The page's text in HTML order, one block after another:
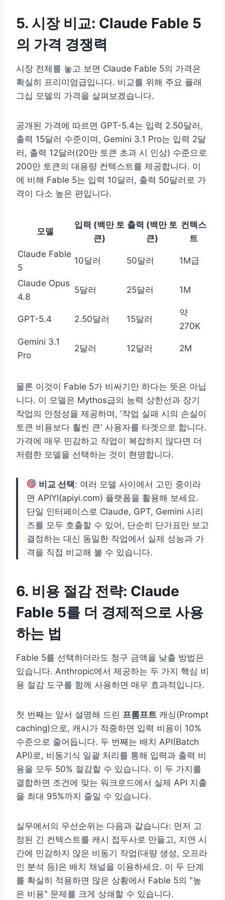
5. 시장 비교: Claude Fable 5
의 가격 경쟁력
시장 전체를 놓고 보면 Claude Fable 5의 가격은
확실히 프리미엄급입니다. 비교를 위해 주요 플래
그십 모델의 가격을 살펴보겠습니다.
공개된 가격에 따르면 GPT-5.4는 입력 2.50달러,
출력 15달러 수준이며, Gemini 3.1 Pro는 입력 2달
러, 출력 12달러(20만 토큰 초과 시 인상) 수준으로
200만 토큰의 대용량 컨텍스트를 제공합니다. 이
에 비해 Fable 5는 입력 10달러, 출력 50달러로 가
격이 다소 높은 편입니다.
모델
입력 (백만 토
큰)
출력 (백만 토
큰)
컨텍스
트
Claude Fable
5
10달러 50달러 1M급
Claude Opus
4.8
5달러 25달러 1M
GPT-5.4 2.50달러 15달러
약
270K
Gemini 3.1
Pro
2달러 12달러 2M
물론 이것이 Fable 5가 비싸기만 하다는 뜻은 아닙
니다. 이 모델은 Mythos급의 능력 상한선과 장기
작업의 안정성을 제공하며, '작업 실패 시의 손실이
토큰 비용보다 훨씬 큰' 사용자를 타겟으로 합니다.
가격에 매우 민감하고 작업이 복잡하지 않다면 더
저렴한 모델을 선택하는 것이 현명합니다.
비교 선택: 여러 모델 사이에서 고민 중이라
면 APIYI(apiyi.com) 플랫폼을 활용해 보세요.
단일 인터페이스로 Claude, GPT, Gemini 시리
즈를 모두 호출할 수 있어, 단순히 단가표만 보고
결정하는 대신 동일한 작업에서 실제 성능과 가
격을 직접 비교해 볼 수 있습니다.
6. 비용 절감 전략: Claude
Fable 5를 더 경제적으로 사용
하는 법
Fable 5를 선택하더라도 청구 금액을 낮출 방법은
있습니다. Anthropic에서 제공하는 두 가지 핵심 비
용 절감 도구를 함께 사용하면 매우 효과적입니다.
첫 번째는 앞서 설명해 드린 프롬프트 캐싱(Prompt
caching)으로, 캐시가 적중하면 입력 비용이 10%
수준으로 줄어듭니다. 두 번째는 배치 API(Batch
API)로, 비동기식 일괄 처리를 통해 입력과 출력 비
용을 모두 50% 절감할 수 있습니다. 이 두 가지를
결합하면 조건에 맞는 워크로드에서 실제 API 지출
을 최대 95%까지 줄일 수 있습니다.
실무에서의 우선순위는 다음과 같습니다: 먼저 고
정된 긴 컨텍스트를 캐시 접두사로 만들고, 지연 시
간에 민감하지 않은 비동기 작업(대량 생성, 오프라
인 분석 등)은 배치 채널을 이용하세요. 이 두 단계
를 확실히 적용하면 많은 상황에서 Fable 5의 "높
은 비용" 문제를 크게 상쇄할 수 있습니다.